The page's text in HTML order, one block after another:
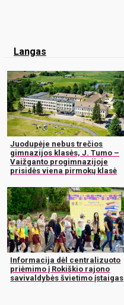
Langas
Juodupėje nebus trečios
gimnazijos klasės, J. Tumo –
Vaižganto progimnazijoje
prisidės viena pirmokų klasė
Informacija dėl centralizuoto
priėmimo į Rokiškio rajono
savivaldybės švietimo įstaigas